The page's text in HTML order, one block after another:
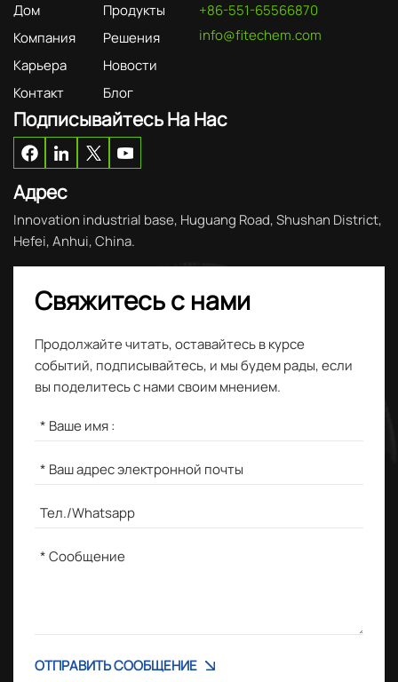
Дом
Продукты
Компания
Решения
Карьера
Новости
Контакт
Блог
+86-551-65566870
info@fitechem.com
Подписывайтесь На Нас
Адрес
Innovation industrial base, Huguang Road, Shushan District,
Hefei, Anhui, China.
Свяжитесь с нами
Продолжайте читать, оставайтесь в курсе
событий, подписывайтесь, и мы будем рады, если
вы поделитесь с нами своим мнением.
ОТПРАВИТЬ СООБЩЕНИЕ